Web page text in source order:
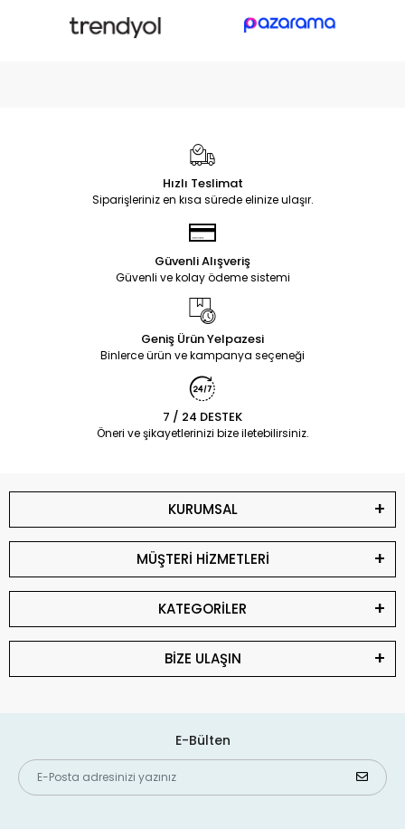
Hızlı Teslimat
Siparişleriniz en kısa sürede elinize ulaşır.
Güvenli Alışveriş
Güvenli ve kolay ödeme sistemi
Geniş Ürün Yelpazesi
Binlerce ürün ve kampanya seçeneği
7 / 24 DESTEK
Öneri ve şikayetlerinizi bize iletebilirsiniz.
KURUMSAL
MÜŞTERİ HİZMETLERİ
KATEGORİLER
BİZE ULAŞIN
E-Bülten